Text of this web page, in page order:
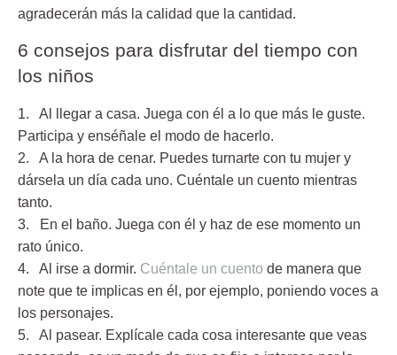
agradecerán más la calidad que la cantidad.
6 consejos para disfrutar del tiempo con
los niños
1. Al llegar a casa. Juega con él a lo que más le guste.
Participa y enséñale el modo de hacerlo.
2. A la hora de cenar. Puedes turnarte con tu mujer y
dársela un día cada uno. Cuéntale un cuento mientras
tanto.
3. En el baño. Juega con él y haz de ese momento un
rato único.
4. Al irse a dormir. Cuéntale un cuento de manera que
note que te implicas en él, por ejemplo, poniendo voces a
los personajes.
5. Al pasear. Explícale cada cosa interesante que veas